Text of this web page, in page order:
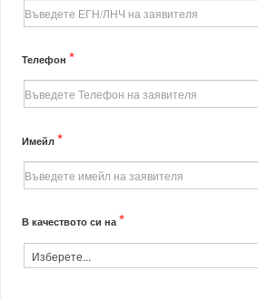
Телефон*
Имейл*
В качеството си на*
Изберете...